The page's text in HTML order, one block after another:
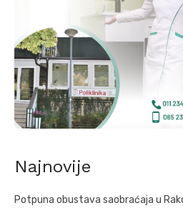
Najnovije
Potpuna obustava saobraćaja u